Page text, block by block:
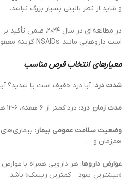
و شاید از نظر بالینی‌ بسیار بزرگ نباشد.
در مطالعه‌ای در سال
است داروهایی مانند NSAIDs گزینه معقول دارویی هستند ولی نه جادویی.
معیارهای انتخاب قرص مناسب
شدت درد: آیا درد خفیف است یا شدید؟
مدت زمان درد: درد کمتر از ۶ هفته، ۶-۱۲ هفته یا بیش از ۱۲ هفته؟
وضعیت سلامت عمومی بیمار:
هم‌زمان و …
عوارض داروها: هر دارویی همراه با
«بیشترین سود – کمترین ریسک» باشد.